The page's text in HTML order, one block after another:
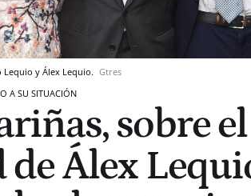
Lequio y Álex Lequio. Gtres
A SU SITUACIÓN
sobre
de Álex